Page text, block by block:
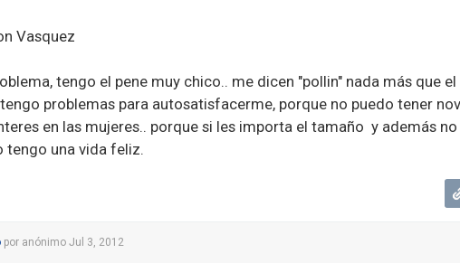
Vasquez
tengo el pene muy chico.. me dicen "pollin" nada más que el
problemas para autosatisfacerme, porque no puedo tener
en las mujeres.. porque si les importa el tamaño y además no
tengo una vida feliz.
por anónimo Jul 3, 2012